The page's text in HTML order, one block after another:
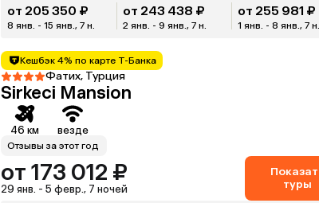
от 205 350 ₽
8 янв. - 15 янв., 7 н.
от 243 438 ₽
2 янв. - 9 янв., 7 н.
от 255 981 ₽
1 янв. - 8 янв., 7
Кешбэк 4% по карте Т-Банка
Фатих, Турция
Sirkeci Mansion
46 км везде
Отзывы за этот год
от 173 012 ₽
29 янв. - 5 февр., 7 ночей
туры